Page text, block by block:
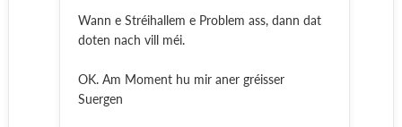
Wann e Stréihallem e Problem ass, dann dat
doten nach vill méi.
OK. Am Moment hu mir aner gréisser
Suergen